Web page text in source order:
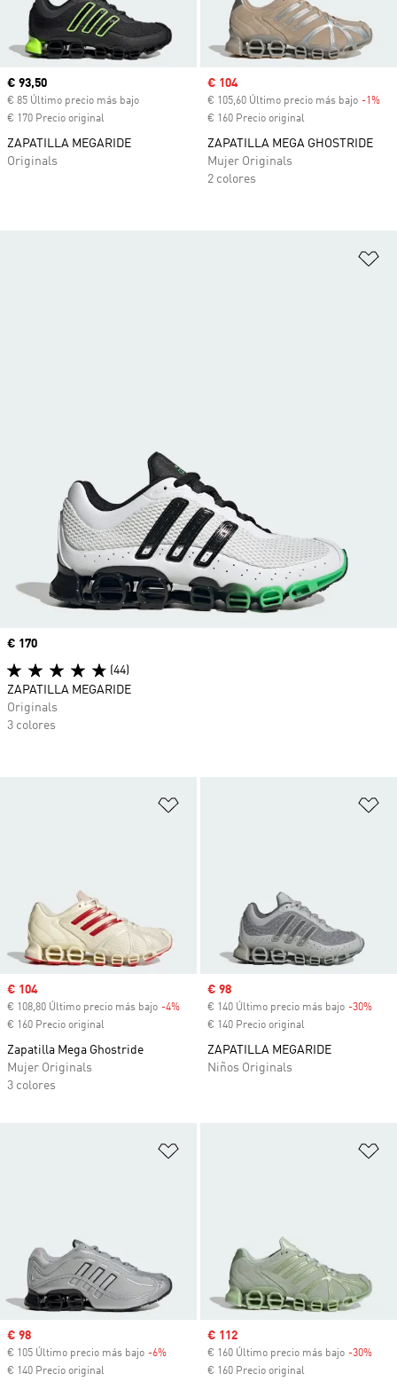
Precio actual
€ 93,50
€ 85 Último precio más bajo
€ 170 Precio original
ZAPATILLA MEGARIDE
Originals
Precio de venta
€ 104
€ 105,60 Último precio más bajo -1%
€ 160 Precio original
ZAPATILLA MEGA GHOSTRIDE
Mujer Originals
2 colores
Precio de venta
€ 104
€ 108,80 Último precio más bajo -4% Descuento
€ 160 Precio original
Zapatilla Mega Ghostride
Mujer Originals
3 colores
Precio de venta
€ 98
€ 140 Último precio más bajo -30%
€ 140 Precio original
ZAPATILLA MEGARIDE
Niños Originals
Precio de venta
€ 98
€ 105 Último precio más bajo -6% Descuento
€ 140 Precio original
Precio de venta
€ 112
€ 160 Último precio más bajo -30%
€ 160 Precio original
Precio
€ 170
(44)
ZAPATILLA MEGARIDE
Originals
3 colores